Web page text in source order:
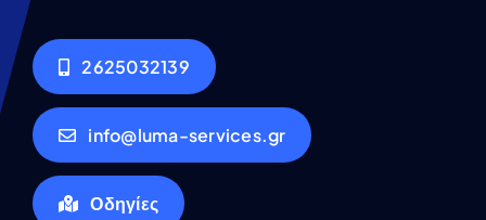
2625032139
info@luma-services.gr
Οδηγίες